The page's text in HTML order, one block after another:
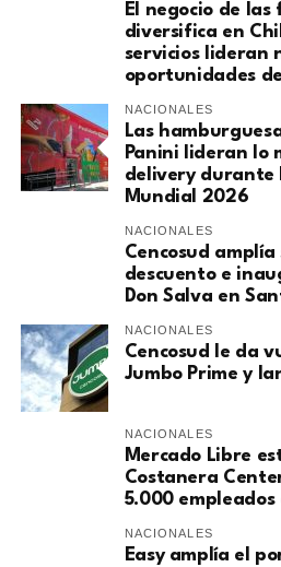
El negocio de
diversifica en
servicios lideran
oportunidades
NACIONALES
Las
Panini lideran lo
delivery durante
Mundial 2026
NACIONALES
Cencosud
descuento e
Don Salva en
NACIONALES
Cencosud le da
Jumbo Prime y
NACIONALES
Mercado Libre
Costanera
5.000 empleados
NACIONALES
Easy amplía el